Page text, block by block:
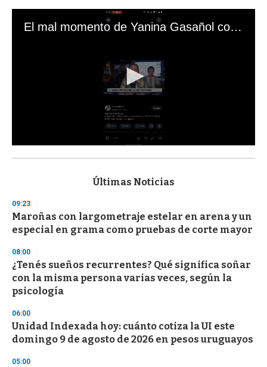
El mal momento de Yanina Gasañol con un hincha argentino en "Subrayado"
s
d
s
o
f
3
s
e
c
o
d
s
Últimas Noticias
09:23
Maroñas con largometraje estelar en arena y un
especial en grama como pruebas de corte mayor
08:00
¿Tenés sueños recurrentes? Qué significa soñar
con la misma persona varias veces, según la
psicología
06:00
Unidad Indexada hoy: cuánto cotiza la UI este
domingo 9 de agosto de 2026 en pesos uruguayos
05:00